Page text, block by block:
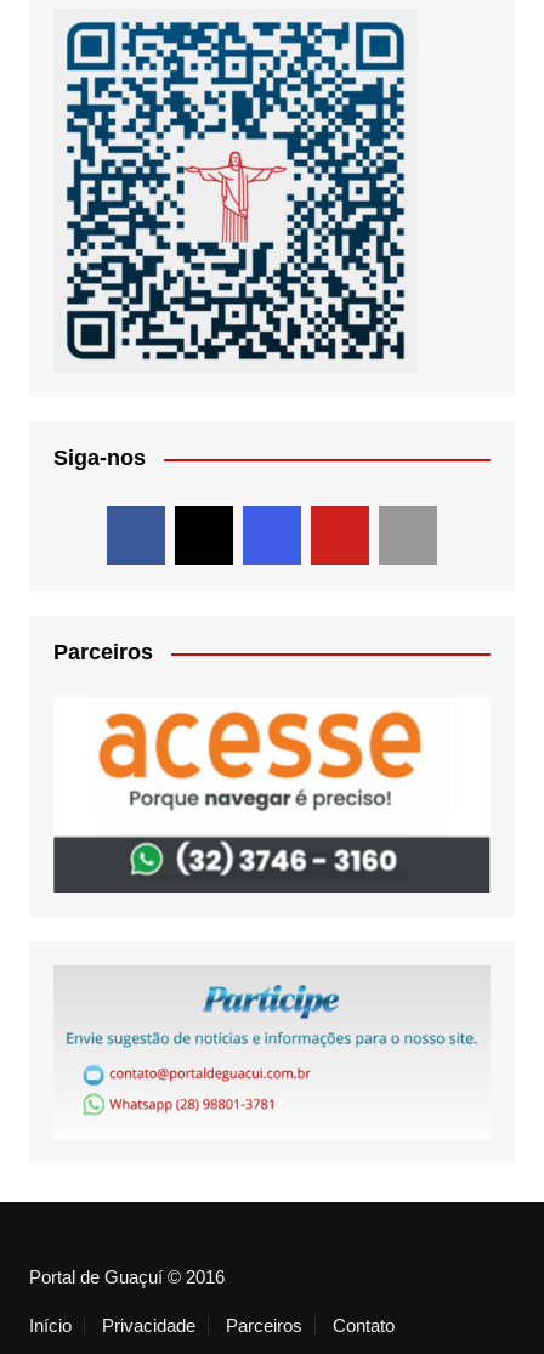
Siga-nos
Parceiros
Portal de Guaçuí © 2016
Início Privacidade Parceiros Contato